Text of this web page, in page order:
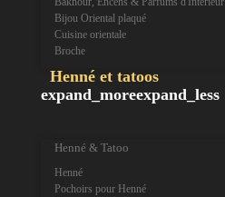
Bakhour, Encens & Parfums d'Interieur
Bijou Oriental plaqué
Cuisine orientale
Broche
Henné et tatoos
expand_moreexpand_less
Henné & Tatoo
Henné
Pochoirs pour Henné